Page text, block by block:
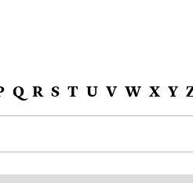
Q R S T U V W X Y